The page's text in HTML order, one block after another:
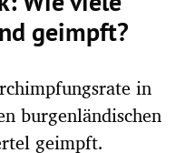
geimpft?
in
burgenländischen
geimpft.